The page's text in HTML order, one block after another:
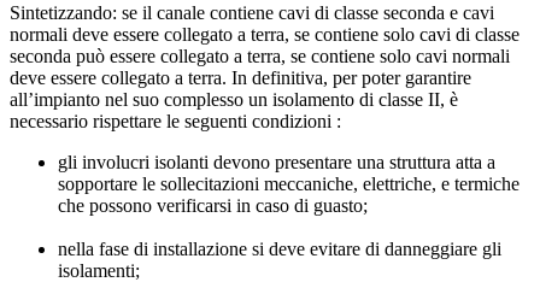
Sintetizzando: se il canale contiene cavi di classe seconda e cavi
normali deve essere collegato a terra, se contiene solo cavi di classe
seconda può essere collegato a terra, se contiene solo cavi normali
deve essere collegato a terra. In definitiva, per poter garantire
all’impianto nel suo complesso un isolamento di classe II, è
necessario rispettare le seguenti condizioni :
gli involucri isolanti devono presentare una struttura atta a
sopportare le sollecitazioni meccaniche, elettriche, e termiche
che possono verificarsi in caso di guasto;
nella fase di installazione si deve evitare di danneggiare gli
isolamenti;